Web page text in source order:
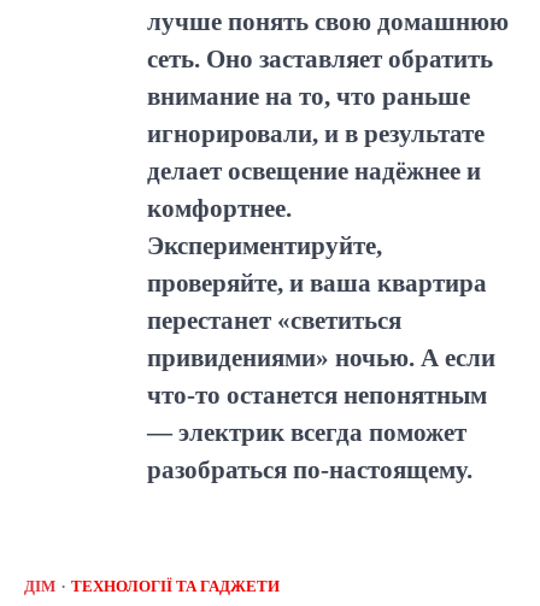
лучше понять свою домашнюю
сеть. Оно заставляет обратить
внимание на то, что раньше
игнорировали, и в результате
делает освещение надёжнее и
комфортнее.
Экспериментируйте,
проверяйте, и ваша квартира
перестанет «светиться
привидениями» ночью. А если
что-то останется непонятным
— электрик всегда поможет
разобраться по-настоящему.
ДІМ ТЕХНОЛОГІЇ ТА ГАДЖЕТИ